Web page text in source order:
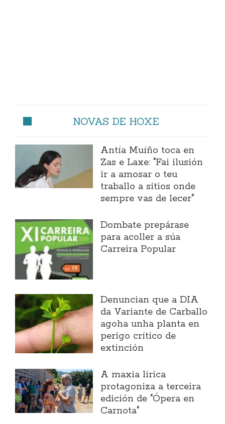
NOVAS DE HOXE
Antía Muíño toca en
Zas e Laxe: "Fai ilusión
ir a amosar o teu
traballo a sitios onde
sempre vas de lecer"
Dombate prepárase
para acoller a súa
Carreira Popular
Denuncian que a DIA
da Variante de Carballo
agoha unha planta en
perigo crítico de
extinción
A maxia lírica
protagoniza a terceira
edición de "Ópera en
Carnota"